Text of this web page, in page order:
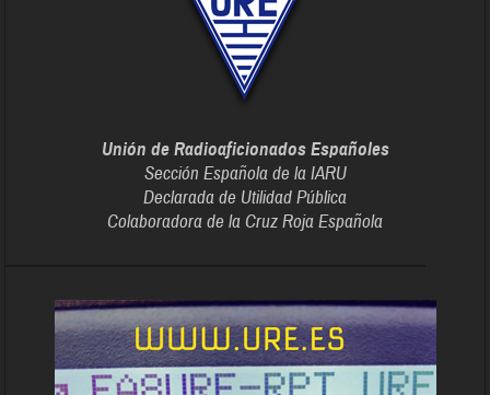
Unión de Radioaficionados Españoles
Sección Española de la IARU
Declarada de Utilidad Pública
Colaboradora de la Cruz Roja Española